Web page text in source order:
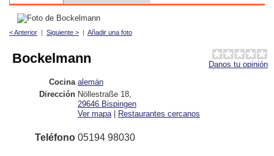
< Anterior | Siguiente > | Añadir una foto
Danos tu opinión
Bockelmann
Cocina alemán
Dirección Nöllestraße 18
29646 Bispingen
Ver mapa | Restaurantes cercanos
Teléfono 05194 98030